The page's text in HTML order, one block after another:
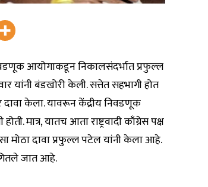
आयोगाकडून निकालसंदर्भात प्रफुल्ल
यांनी बंडखोरी केली. सत्तेत सहभागी होत
दावा केला. यावरून केंद्रीय निवडणूक
मात्र, यातच आता राष्ट्रवादी काँग्रेस पक्ष
मोठा दावा प्रफुल्ल पटेल यांनी केला आहे.
जात आहे.